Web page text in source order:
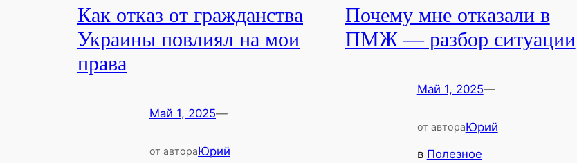
Как отказ от гражданства
Украины повлиял на мои
права
Май 1, 2025—
от автораЮрий
Почему мне отказали в
ПМЖ — разбор ситуации
Май 1, 2025—
от автораЮрий
в Полезное